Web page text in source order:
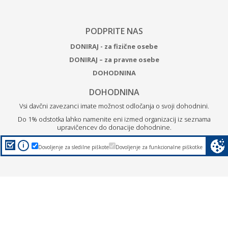
PODPRITE NAS
DONIRAJ - za fizične osebe
DONIRAJ – za pravne osebe
DOHODNINA
DOHODNINA
Vsi davčni zavezanci imate možnost odločanja o svoji dohodnini.
Do 1% odstotka lahko namenite eni izmed organizacij iz seznama
upravičencev do donacije dohodnine.
Z donacijo ZPM Maribor boste podprli brezplačne programe
za otroke, mlade in družine.
Dovoljenje za funkcionalne piškotke
Dovoljenje za sledilne piškote
i